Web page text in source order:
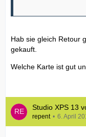
Hab sie gleich Retour
gekauft.
Welche Karte ist gut
Studio XPS 13
repent 6. April